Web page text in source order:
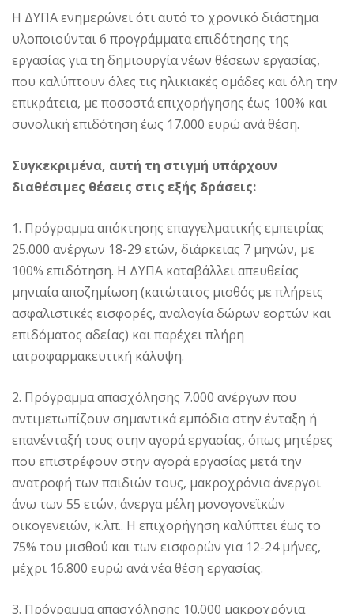
Η ΔΥΠΑ ενημερώνει ότι αυτό το χρονικό διάστημα
υλοποιούνται 6 προγράμματα επιδότησης της
εργασίας για τη δημιουργία νέων θέσεων εργασίας,
που καλύπτουν όλες τις ηλικιακές ομάδες και όλη την
επικράτεια, με ποσοστά επιχορήγησης έως 100% και
συνολική επιδότηση έως 17.000 ευρώ ανά θέση.
Συγκεκριμένα, αυτή τη στιγμή υπάρχουν
διαθέσιμες θέσεις στις εξής δράσεις:
1. Πρόγραμμα απόκτησης επαγγελματικής εμπειρίας
25.000 ανέργων 18-29 ετών, διάρκειας 7 μηνών, με
100% επιδότηση. Η ΔΥΠΑ καταβάλλει απευθείας
μηνιαία αποζημίωση (κατώτατος μισθός με πλήρεις
ασφαλιστικές εισφορές, αναλογία δώρων εορτών και
επιδόματος αδείας) και παρέχει πλήρη
ιατροφαρμακευτική κάλυψη.
2. Πρόγραμμα απασχόλησης 7.000 ανέργων που
αντιμετωπίζουν σημαντικά εμπόδια στην ένταξη ή
επανένταξή τους στην αγορά εργασίας, όπως μητέρες
που επιστρέφουν στην αγορά εργασίας μετά την
ανατροφή των παιδιών τους, μακροχρόνια άνεργοι
άνω των 55 ετών, άνεργα μέλη μονογονεϊκών
οικογενειών, κ.λπ.. Η επιχορήγηση καλύπτει έως το
75% του μισθού και των εισφορών για 12-24 μήνες,
μέχρι 16.800 ευρώ ανά νέα θέση εργασίας.
3. Πρόγραμμα απασχόλησης 10.000 μακροχρόνια